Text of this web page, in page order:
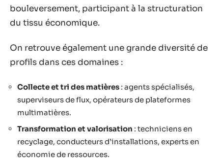
bouleversement, participant à la structuration
du tissu économique.
On retrouve également une grande diversité de
profils dans ces domaines :
Collecte et tri des matières : agents spécialisés,
superviseurs de flux, opérateurs de plateformes
multimatières.
Transformation et valorisation : techniciens en
recyclage, conducteurs d’installations, experts en
économie de ressources.